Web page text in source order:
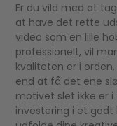
Er du vild med at
at have det rette
video som en lille
professionelt, vil
kvaliteten er i
end at få det ene
motivet slet ikke er
investering i et godt